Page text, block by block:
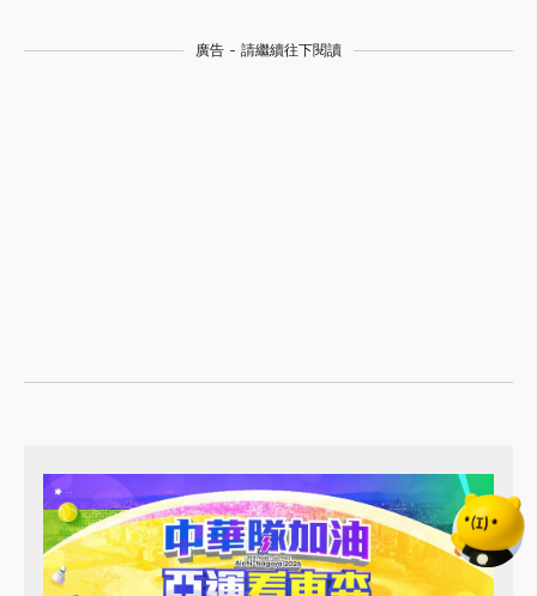
廣告 - 請繼續往下閱讀